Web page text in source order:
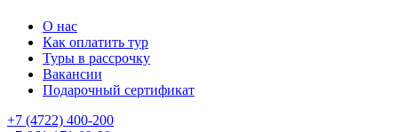
О нас
Как оплатить тур
Туры в рассрочку
Вакансии
Подарочный сертификат
+7 (4722) 400-200